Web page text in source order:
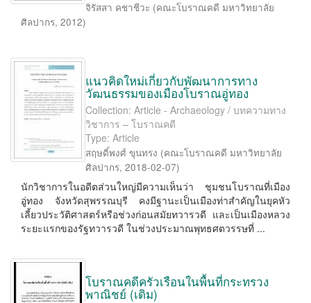
จิรัสสา คชาชีวะ (คณะโบราณคดี มหาวิทยาลัย
ศิลปากร, 2012)
แนวคิดใหม่เกี่ยวกับพัฒนาการทาง
วัฒนธรรมของเมืองโบราณอู่ทอง
Collection: Article - Archaeology / บทความทาง
วิชาการ – โบราณคดี
Type: Article
สฤษดิ์พงศ์ ขุนทรง (คณะโบราณคดี มหาวิทยาลัย
ศิลปากร, 2018-02-07)
นักวิชาการในอดีตส่วนใหญ่มีความเห็นว่า ชุมชนโบราณที่เมือง
อู่ทอง จังหวัดสุพรรณบุรี คงมีฐานะเป็นเมืองท่าสำคัญในยุคหัว
เลี้ยวประวัติศาสตร์หรือช่วงก่อนสมัยทวารวดี และเป็นเมืองหลวง
ระยะแรกของรัฐทวารวดี ในช่วงประมาณพุทธศตวรรษที่ ...
โบราณคดีครัวเรือนในพื้นที่กระทรวง
พาณิชย์ (เดิม)